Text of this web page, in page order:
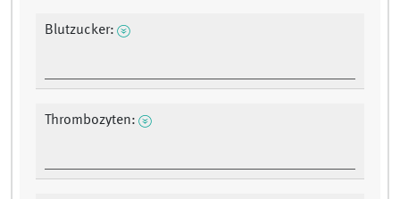
Blutzucker:
Thrombozyten: